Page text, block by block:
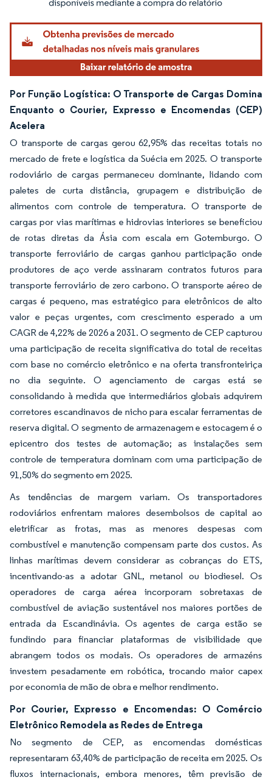
Por Função Logística: O Transporte de Cargas Domina
Enquanto o Courier, Expresso e Encomendas (CEP)
Acelera
O transporte de cargas gerou 62,95% das receitas totais no
mercado de frete e logística da Suécia em 2025. O transporte
rodoviário de cargas permaneceu dominante, lidando com
paletes de curta distância, grupagem e distribuição de
alimentos com controle de temperatura. O transporte de
cargas por vias marítimas e hidrovias interiores se beneficiou
de rotas diretas da Ásia com escala em Gotemburgo. O
transporte ferroviário de cargas ganhou participação onde
produtores de aço verde assinaram contratos futuros para
transporte ferroviário de zero carbono. O transporte aéreo de
cargas é pequeno, mas estratégico para eletrônicos de alto
valor e peças urgentes, com crescimento esperado a um
CAGR de 4,22% de 2026 a 2031. O segmento de CEP capturou
uma participação de receita significativa do total de receitas
com base no comércio eletrônico e na oferta transfronteiriça
no dia seguinte. O agenciamento de cargas está se
consolidando à medida que intermediários globais adquirem
corretores escandinavos de nicho para escalar ferramentas de
reserva digital. O segmento de armazenagem e estocagem é o
epicentro dos testes de automação; as instalações sem
controle de temperatura dominam com uma participação de
91,50% do segmento em 2025.
As tendências de margem variam. Os transportadores
rodoviários enfrentam maiores desembolsos de capital ao
eletrificar as frotas, mas as menores despesas com
combustível e manutenção compensam parte dos custos. As
linhas marítimas devem considerar as cobranças do ETS,
incentivando-as a adotar GNL, metanol ou biodiesel. Os
operadores de carga aérea incorporam sobretaxas de
combustível de aviação sustentável nos maiores portões de
entrada da Escandinávia. Os agentes de carga estão se
fundindo para financiar plataformas de visibilidade que
abrangem todos os modais. Os operadores de armazéns
investem pesadamente em robótica, trocando maior capex
por economia de mão de obra e melhor rendimento.
Por Courier, Expresso e Encomendas: O Comércio
Eletrônico Remodela as Redes de Entrega
No segmento de CEP, as encomendas domésticas
representaram 63,40% de participação de receita em 2025. Os
fluxos internacionais, embora menores, têm previsão de